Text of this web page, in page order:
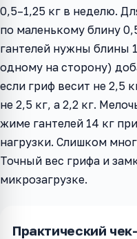
0,5–1,25 кг в неделю.
по маленькому блину
гантелей нужны блины
одному на сторону)
если гриф весит не 2,5
не 2,5 кг, а 2,2 кг.
жиме гантелей 14 кг
нагрузки. Слишком
Точный вес грифа и
микрозагрузке.
Практический